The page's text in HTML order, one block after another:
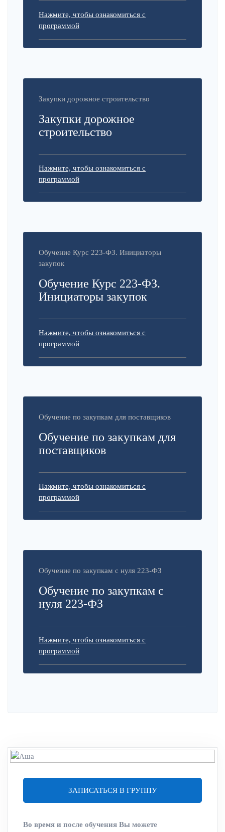
Нажмите, чтобы ознакомиться с
программой
Закупки дорожное строительство
Закупки дорожное
строительство
Нажмите, чтобы ознакомиться с
программой
Обучение Курс 223-ФЗ. Инициаторы
закупок
Обучение Курс 223-ФЗ.
Инициаторы закупок
Нажмите, чтобы ознакомиться с
программой
Обучение по закупкам для поставщиков
Обучение по закупкам для
поставщиков
Нажмите, чтобы ознакомиться с
программой
Обучение по закупкам с нуля 223-ФЗ
Обучение по закупкам с
нуля 223-ФЗ
Нажмите, чтобы ознакомиться с
программой
ЗАПИСАТЬСЯ В ГРУППУ
Во время и после обучения Вы можете